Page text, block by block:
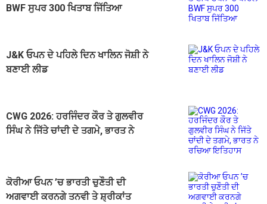
BWF ਸੁਪਰ 300 ਖਿਤਾਬ ਜਿੱਤਿਆ
J&K ਓਪਨ ਦੇ ਪਹਿਲੇ ਦਿਨ ਖਾਲਿਨ ਜੋਸ਼ੀ ਨੇ
ਬਣਾਈ ਲੀਡ
CWG 2026: ਹਰਜਿੰਦਰ ਕੌਰ ਤੇ ਗੁਲਵੀਰ
ਸਿੰਘ ਨੇ ਜਿੱਤੇ ਚਾਂਦੀ ਦੇ ਤਗਮੇ, ਭਾਰਤ ਨੇ
ਕੋਰੀਆ ਓਪਨ ’ਚ ਭਾਰਤੀ ਚੁਣੌਤੀ ਦੀ
ਅਗਵਾਈ ਕਰਨਗੇ ਤਨਵੀ ਤੇ ਸ਼੍ਰੀਕਾਂਤ